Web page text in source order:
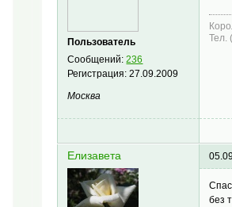
Пользователь
Сообщений:236
Регистрация:27.09.2009
Москва
Тел.
Елизавета
без